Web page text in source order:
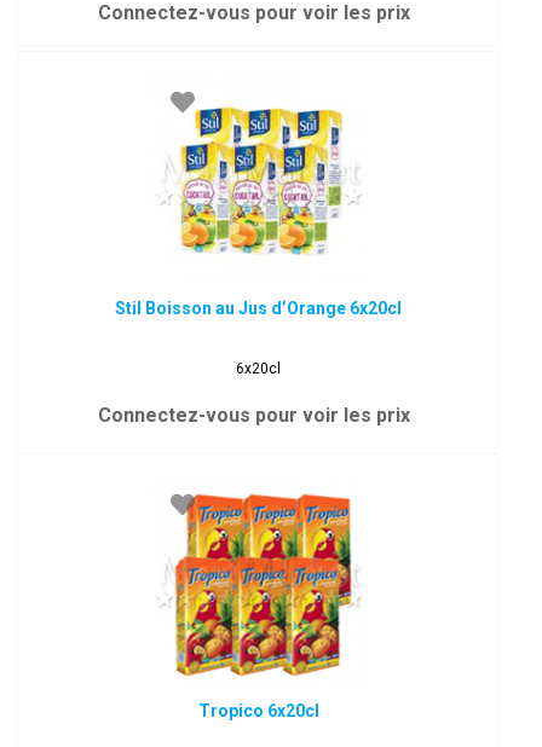
Connectez-vous pour voir les prix
Stil Boisson au Jus d’Orange 6x20cl
6x20cl
Connectez-vous pour voir les prix
Tropico 6x20cl